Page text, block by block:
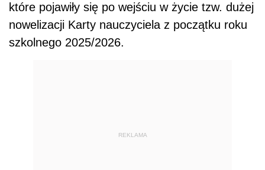
które pojawiły się po wejściu w życie tzw. dużej
nowelizacji Karty nauczyciela z początku roku
szkolnego 2025/2026.
REKLAMA